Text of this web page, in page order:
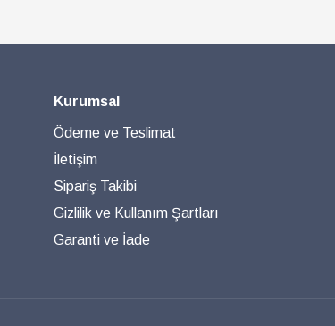
Kurumsal
Ödeme ve Teslimat
İletişim
Sipariş Takibi
Gizlilik ve Kullanım Şartları
Garanti ve İade